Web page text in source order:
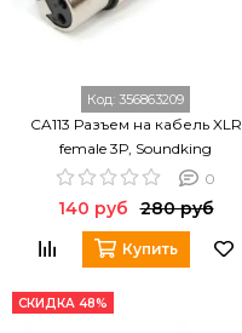
Код: 356863209
CA113 Разъем на кабель XLR
female 3Р, Soundking
0
140 руб 280 руб
Купить
СКИДКА 48%